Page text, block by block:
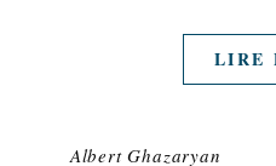
LIRE
Albert Ghazaryan